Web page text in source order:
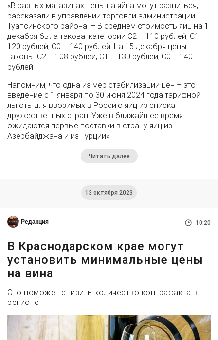
«В разных магазинах цены на яйца могут разниться, –
рассказали в управлении торговли администрации
Туапсинского района. – В среднем стоимость яиц на 1
декабря была такова: категории С2 – 110 рублей; С1 –
120 рублей, С0 – 140 рублей. На 15 декабря цены
таковы: С2 – 108 рублей; С1 – 130 рублей; С0 – 140
рублей.
Напомним, что одна из мер стабилизации цен – это
введение с 1 января по 30 июня 2024 года тарифной
льготы для ввозимых в Россию яиц из списка
дружественных стран. Уже в ближайшее время
ожидаются первые поставки в страну яиц из
Азербайджана и из Турции».
Читать далее
13 октября 2023
Редакция 10:20
В Краснодарском крае могут
установить минимальные цены
на вина
Это поможет снизить количество контрафакта в
регионе